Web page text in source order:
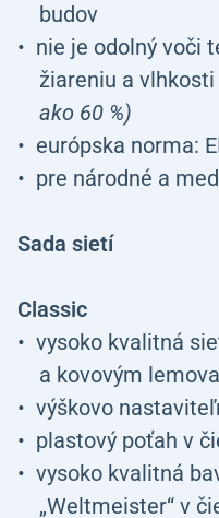
budov
nie je odolný voči
žiareniu a vlhkosti
ako 60 %)
európska norma:
pre národné a
Sada sietí
Classic
vysoko kvalitná
a kovovým
výškovo
plastový poťah v
vysoko kvalitná
„Weltmeister“ v